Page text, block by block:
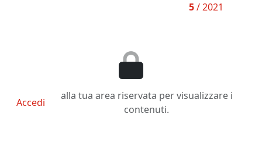
5/ 2021
Accedi
alla tua area riservata per visualizzare i
contenuti.